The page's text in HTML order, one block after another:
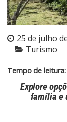
25 de julho
Turismo
Tempo de leitura:
Explore
família e